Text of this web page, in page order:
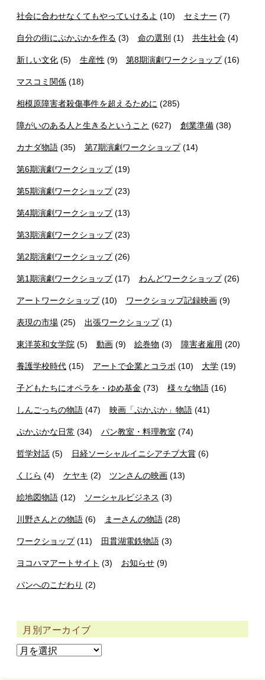
社会に合わせなくてもやっていけるよ (10) セミナー (7)
自分の街にぷかぷかを作る (3) 命の選別 (1) 共生社会 (4)
新しい文化 (5) 生産性 (9) 第8期演劇ワークショップ(16)
マスコミ関係 (18)
相模原障害者殺傷事件を超えるために (285)
障がいのある人と生きるということ (627) 創業準備(38)
カナダ物語 (35) 第7期演劇ワークショップ(14)
第6期演劇ワークショップ(19)
第5期演劇ワークショップ(23)
第4期演劇ワークショップ(13)
第3期演劇ワークショップ(23)
第2期演劇ワークショップ(26)
第1期演劇ワークショップ(17) わんどワークショップ(26)
アートワークショップ(10) ワークショップ記録映画(9)
表現の市場 (25) 出張ワークショップ(1)
東洋英和女学院 (5) 動画(9) 絵巻物 (3) 障害者雇用 (20)
養護学校時代 (15) アートで企業とコラボ (10) 大学 (19)
子どもたちにオペラを・ゆめ基金 (73) 様々な物語(16)
しんごっちの物語 (47) 映画「ぷかぷか」物語(41)
ぷかぷかな日常 (34) パン教室・料理教室 (74)
哲学対話 (5) 日経ソーシャルイニシアチブ大賞(6)
くじら (4) ケヤキ (2) ツンさんの映画 (13)
絵地図物語 (12) ソーシャルビジネス (3)
川野さんとの物語 (6) まーさんの物語(28)
ワークショップ(11) 田貫湖電鉄物語(3)
ヨコハマアートサイト (3) お知らせ(9)
パンへのこだわり (2)
月別アーカイブ